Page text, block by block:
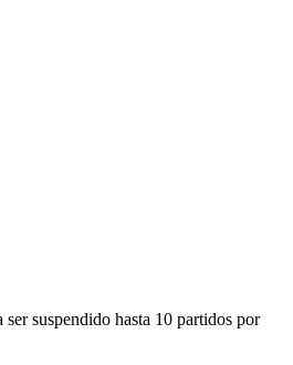
suspendido hasta 10 partidos por